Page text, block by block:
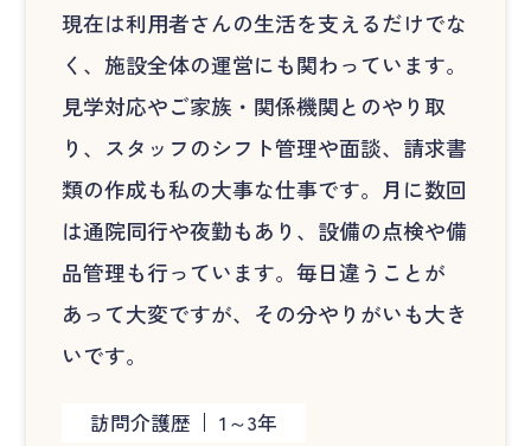
現在は利用者さんの生活を支えるだけでな
く、施設全体の運営にも関わっています。
見学対応やご家族・関係機関とのやり取
り、スタッフのシフト管理や面談、請求書
類の作成も私の大事な仕事です。月に数回
は通院同行や夜勤もあり、設備の点検や備
品管理も行っています。毎日違うことが
あって大変ですが、その分やりがいも大き
いです。
訪問介護歴 1～3年